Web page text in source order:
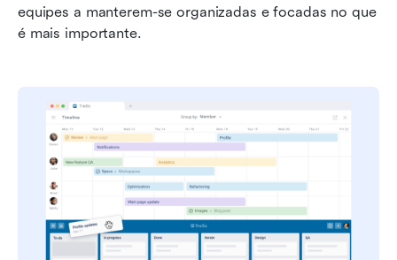
equipes a manterem-se organizadas e focadas no que
é mais importante.